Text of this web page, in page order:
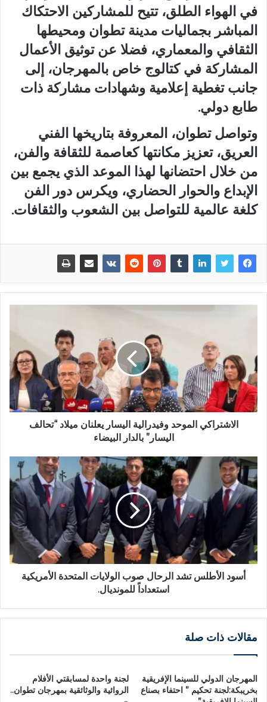
في الهواء الطلق، تتيح للمشاركين الاحتكاك
المباشر بجماليات مدينة تطوان ومحيطها
الثقافي والمعماري، فضلا عن توثيق الأعمال
المشاركة في كتالوج خاص بالمهرجان، إلى
جانب تغطية إعلامية وشهادات مشاركة ذات
طابع دولي.
وتواصل تطوان، المعروفة بتاريخها الفني
العريق، تعزيز مكانتها كعاصمة للثقافة والفن،
من خلال احتضانها لهذا الموعد الذي يجمع بين
الإبداع والحوار الحضاري، ويكرس دور الفن
كلغة عالمية للتواصل بين الشعوب والثقافات.
الاشتراكي الموحد وفيدرالية اليسار يعلنان ميلاد “تحالف
اليسار” بالدار البيضاء
أسود الأطلس تشد الرحال صوب الولايات المتحدة الأمريكية
استعداداً للمونديال.
مقالات ذات صلة
المهرجان الدولي للسينما الإفريقية
بخريبكة:لجنة تحكيم ” احتفاء بصناع
لجنة واحدة لمسابقتي الأفلام
الروائية والوثائقية بمهرجان تطوان..